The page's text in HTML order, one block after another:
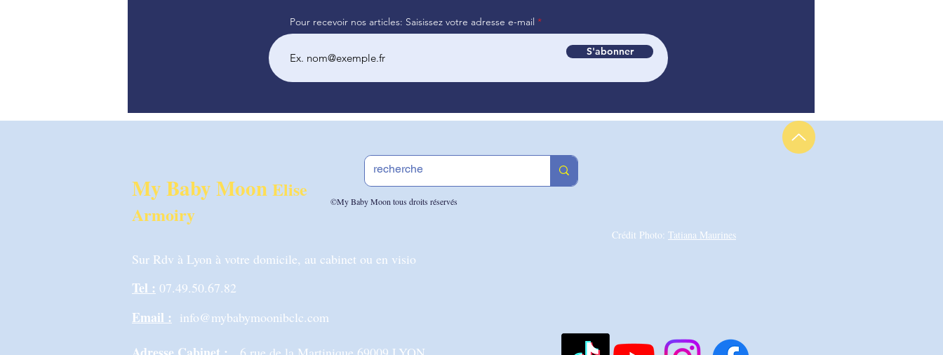
Pour recevoir nos articles: Saisissez votre adresse e-mail
S'abonner
My Baby Moon Elise
Armoiry
©My Baby Moon tous droits réservés
Crédit Photo: Tatiana Maurines
Sur Rdv à Lyon à votre domicile, au cabinet ou en visio
Tel : 07.49.50.67.82
Email : info@mybabymoonibclc.com